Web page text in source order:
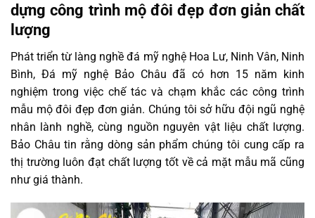
dựng công trình mộ đôi đẹp đơn giản chất
lượng
Phát triển từ làng nghề đá mỹ nghệ Hoa Lư, Ninh Vân, Ninh
Bình, Đá mỹ nghệ Bảo Châu đã có hơn 15 năm kinh
nghiệm trong việc chế tác và chạm khắc các công trình
mẫu mộ đôi đẹp đơn giản. Chúng tôi sở hữu đội ngũ nghệ
nhân lành nghề, cùng nguồn nguyên vật liệu chất lượng.
Bảo Châu tin rằng dòng sản phẩm chúng tôi cung cấp ra
thị trường luôn đạt chất lượng tốt về cả mặt mẫu mã cũng
như giá thành.